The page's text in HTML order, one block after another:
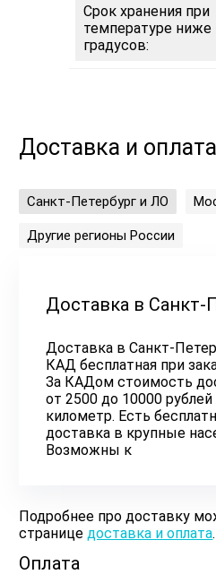
Срок хранения при
температуре ниже
градусов:
Доставка и оплата
Санкт-Петербург и ЛО
Другие регионы России
Доставка в Санкт-
Доставка в Санкт-
КАД бесплатная при
За КАДом стоимость
от 2500 до 10000 рублей
километр. Есть
доставка в крупные
Возможны к
Подробнее про доставку
страницедоставка и оплата.
Оплата